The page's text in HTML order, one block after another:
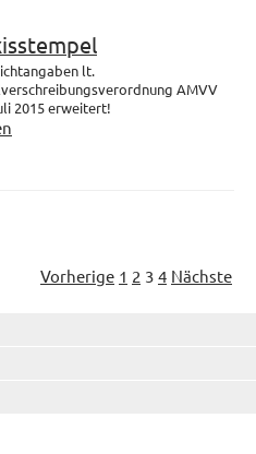
lt.
AMVV
2015 erweitert!
Vorherige 1 2 3 4 Nächste